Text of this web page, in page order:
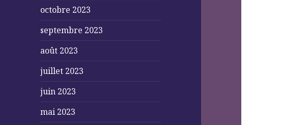
octobre 2023
septembre 2023
août 2023
juillet 2023
juin 2023
mai 2023